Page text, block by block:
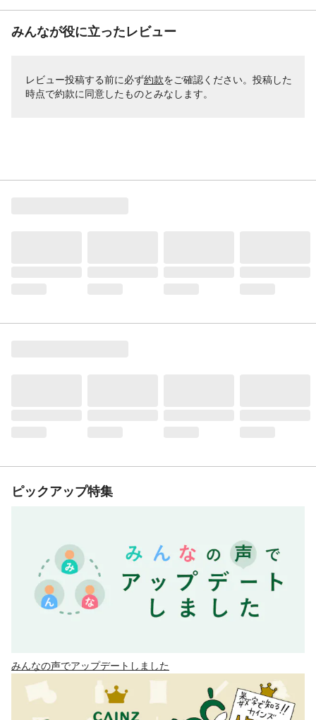
みんなが役に立ったレビュー
レビュー投稿する前に必ず約款をご確認ください。投稿した
時点で約款に同意したものとみなします。
ピックアップ特集
みんなの声でアップデートしました